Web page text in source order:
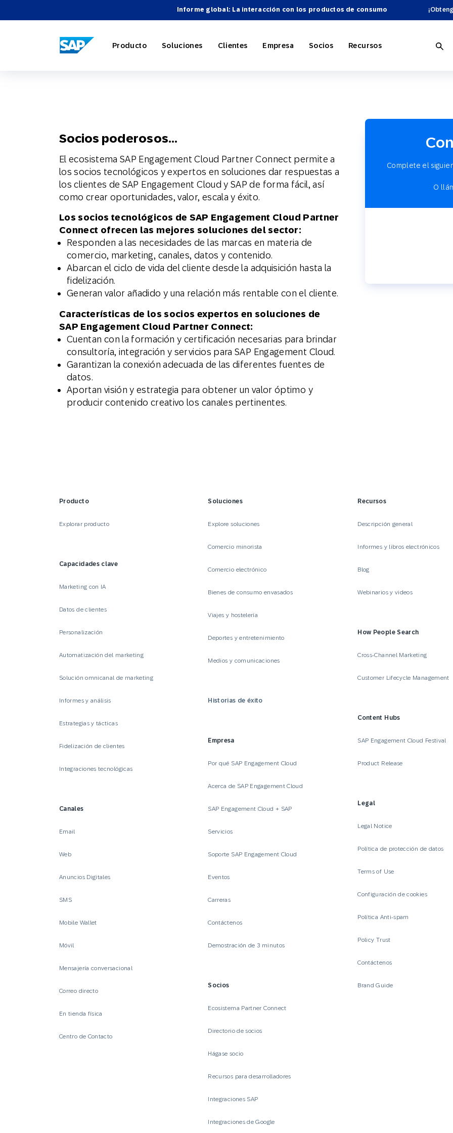
Informe global: La interacción con los productos de consumo
SAP ENGAGEMENT CLOUD
Producto
Estrategias y tácticas
Email Web
Mobile Wallet
Mensajería
Soluciones Clientes Empresa
Hágase
Socios Recursos
Socios poderosos…
El ecosistema SAP Engagement Cloud Partner Connect permite a
los socios tecnológicos y expertos en soluciones dar respuestas a
los clientes de SAP Engagement Cloud y SAP de forma fácil, así
como crear oportunidades, valor, escala y éxito.
Los socios tecnológicos de SAP Engagement Cloud Partner
Connect ofrecen las mejores soluciones del sector:
Responden a las necesidades de las marcas en materia de
comercio, marketing, canales, datos y contenido.
Abarcan el ciclo de vida del cliente desde la adquisición hasta la
fidelización.
Generan valor añadido y una relación más rentable con el cliente.
Características de los socios expertos en soluciones de
SAP Engagement Cloud Partner Connect:
Cuentan con la formación y certificación necesarias para brindar
consultoría, integración y servicios para SAP Engagement Cloud.
Garantizan la conexión adecuada de las diferentes fuentes de
datos.
Aportan visión y estrategia para obtener un valor óptimo y
producir contenido creativo los canales pertinentes.
Complete el
O
Producto
Explorar producto
Capacidades clave
Marketing con IA
Datos de clientes
Personalización
Automatización del marketing
Solución omnicanal de marketing
Informes y análisis
Estrategias y tácticas
Fidelización de clientes
Integraciones tecnológicas
Canales
Email
Web
Anuncios Digitales
SMS
Mobile Wallet
Móvil
Mensajería conversacional
Correo directo
En tienda física
Centro de Contacto
Soluciones
Explore soluciones
Comercio minorista
Comercio electrónico
Bienes de consumo envasados
Viajes y hostelería
Deportes y entretenimiento
Medios y comunicaciones
Historias de éxito
Empresa
Por qué SAP Engagement Cloud
Acerca de SAP Engagement Cloud
SAP Engagement Cloud + SAP
Servicios
Soporte SAP Engagement Cloud
Eventos
Carreras
Contáctenos
Demostración de 3 minutos
Socios
Ecosistema Partner Connect
Directorio de socios
Hágase socio
Recursos para desarrolladores
Integraciones SAP
Integraciones de Google
Recursos
Descripción general
Informes y libros electrónicos
Blog
Webinarios y videos
How People Search
Cross-Channel Marketing
Customer Lifecycle Management
Content Hubs
SAP Engagement Cloud Festival
Product Release
Legal
Legal Notice
Política de protección de datos
Terms of Use
Configuración de cookies
Política Anti-spam
Policy Trust
Contáctenos
Brand Guide